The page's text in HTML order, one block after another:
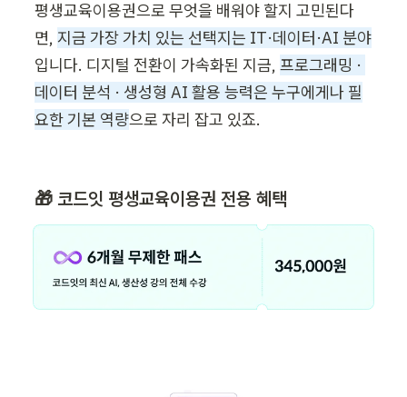
평생교육이용권으로 무엇을 배워야 할지 고민된다
면, 지금 가장 가치 있는 선택지는 IT·데이터·AI 분야
입니다. 디지털 전환이 가속화된 지금, 프로그래밍 ·
데이터 분석 · 생성형 AI 활용 능력은 누구에게나 필
요한 기본 역량으로 자리 잡고 있죠.
🎁 코드잇 평생교육이용권 전용 혜택